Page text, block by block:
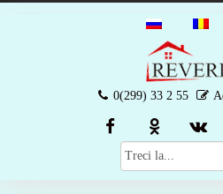
0(299) 33 2 55